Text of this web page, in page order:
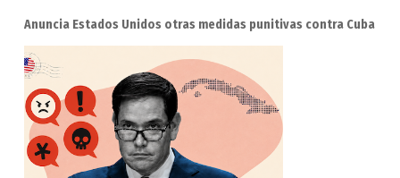
Anuncia Estados Unidos otras medidas punitivas contra Cuba